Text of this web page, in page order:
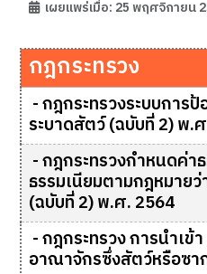
เผยแพร่เมื่อ: 25 พฤศจิกายน
กฎกระทรวง
-กฎกระทรวงระบบการ
ระบาดสัตว์ (ฉบับที่ 2) พ.
-กฎกระทรวงกำหนดค่า
ธรรมเนียมตามกฎหมาย
(ฉบับที่ 2) พ.ศ. 2564
-กฎกระทรวง การนำเข้
อาณาจักรซึ่งสัตว์หรือซ